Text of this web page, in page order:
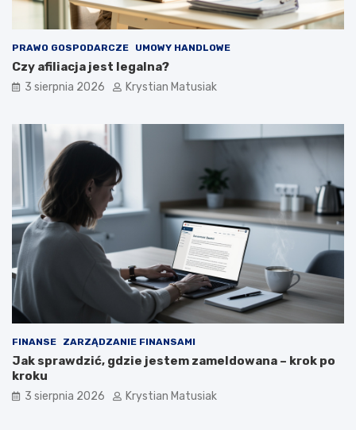
PRAWO GOSPODARCZE UMOWY HANDLOWE
Czy afiliacja jest legalna?
3 sierpnia 2026 Krystian Matusiak
FINANSE ZARZĄDZANIE FINANSAMI
Jak sprawdzić, gdzie jestem zameldowana – krok po
kroku
3 sierpnia 2026 Krystian Matusiak